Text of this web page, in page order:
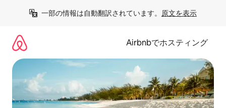
一部の情報は自動翻訳されています。 原文を表示
Airbnbでホスティング